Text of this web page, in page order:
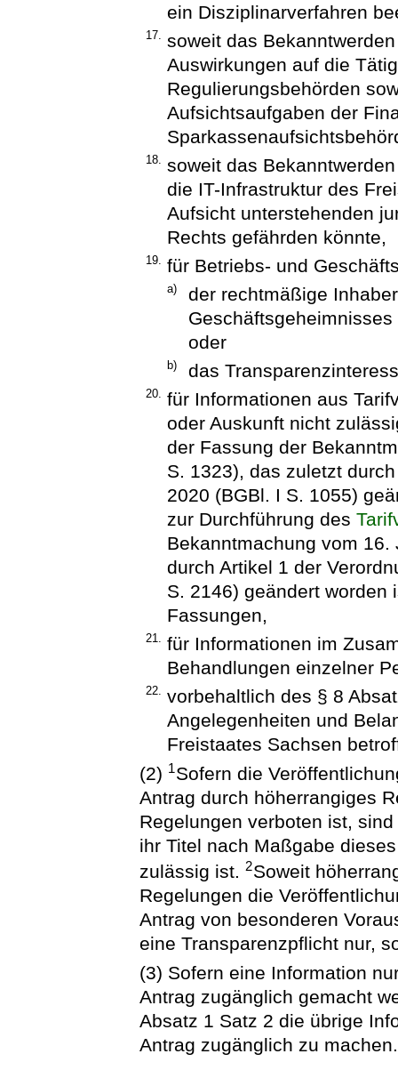
ein Disziplinarverfahren
17. soweit das
Auswirkungen auf die
Regulierungsbehörden
Aufsichtsaufgaben der
18. soweit das
die IT-Infrastruktur des
Aufsicht unterstehenden
Rechts gefährden könnte,
19. für Betriebs- und
a)
der rechtmäßige
oder
b) das
20. für Informationen aus
oder Auskunft nicht
der Fassung der
S. 1323), das zuletzt
2020 (BGBl. I S. 1055)
zur Durchführung des
Bekanntmachung vom
durch Artikel 1 der
S. 2146) geändert worden
Fassungen,
21. für Informationen im
Behandlungen einzelner
22. vorbehaltlich des § 8
Angelegenheiten und
Freistaates Sachsen
(2) 1Sofern die
Antrag durch höherrangiges
Regelungen verboten ist,
ihr Titel nach Maßgabe
zulässig ist.2Soweit
Regelungen die
Antrag von besonderen
eine Transparenzpflicht nur,
(3) Sofern eine Information
Antrag zugänglich gemacht
Absatz 1 Satz 2 die übrige
Antrag zugänglich zu machen.